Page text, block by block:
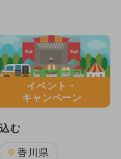
イベント・
キャンペーン
む
香川県